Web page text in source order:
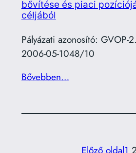
bővítése és piaci
céljából
Pályázati azonosító: GVOP-
2006-05-1048/10
Bővebben…
Előző oldal1 2